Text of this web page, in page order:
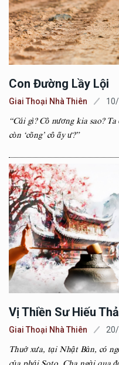
Con Đường Lầy Lội
Giai Thoại Nhà Thiên
“Cái gì? Cô nương kia sao?
còn ‘cõng’ cô ấy ư?”
Vị Thiền Sư Hiếu
Giai Thoại Nhà Thiên
Thuở xưa, tại Nhật Bản, có